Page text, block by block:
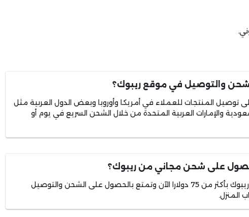
والتوصيل في موقع ريبوك؟
توصيل المنتجات للعملاء في أمريكا وأوروبا وبعض الدول العربية مثل
والإمارات العربية المتحدة من خلال الشحن السريع في يوم أو
على شحن مجاني من ريبوك؟
قم بالشراء من متجر ريبوك بأكثر من 75 دولارا الآن وتمتع بالحصول على الشحن والتوصيل
المنزل.